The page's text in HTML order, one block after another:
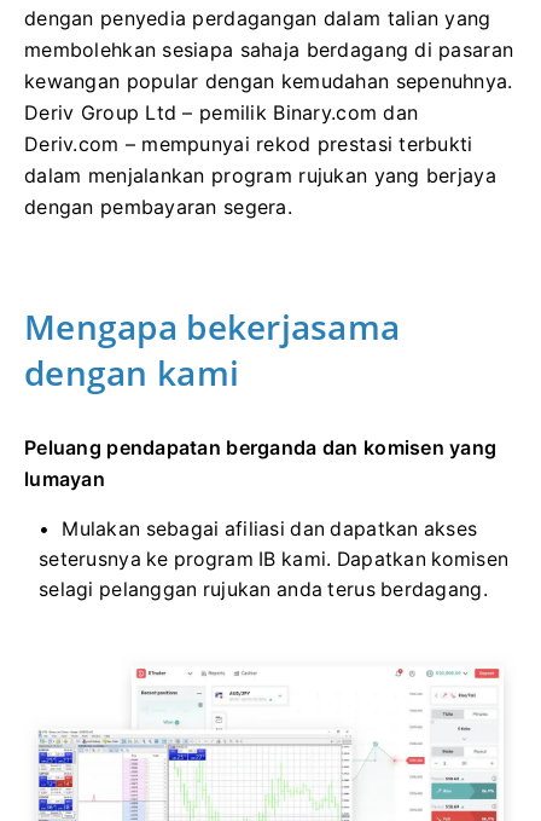
dengan penyedia perdagangan dalam talian yang
membolehkan sesiapa sahaja berdagang di pasaran
kewangan popular dengan kemudahan sepenuhnya.
Deriv Group Ltd – pemilik Binary.com dan
Deriv.com – mempunyai rekod prestasi terbukti
dalam menjalankan program rujukan yang berjaya
dengan pembayaran segera.
Mengapa bekerjasama
dengan kami
Peluang pendapatan berganda dan komisen yang
lumayan
Mulakan sebagai afiliasi dan dapatkan akses
seterusnya ke program IB kami. Dapatkan komisen
selagi pelanggan rujukan anda terus berdagang.